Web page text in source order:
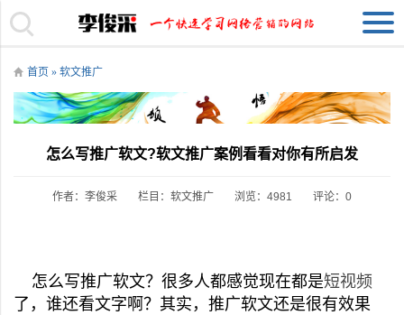
首页 » 软文推广
怎么写推广软文?软文推广案例看看对你有所启发
作者：李俊采 栏目： 软文推广 浏览：4981 评论：0
怎么写推广软文？很多人都感觉现在都是短视频
了，谁还看文字啊？其实，推广软文还是很有效果